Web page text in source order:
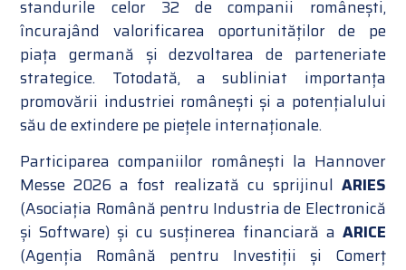
standurile celor 32 de companii românești,
încurajând valorificarea oportunităților de pe
piața germană și dezvoltarea de parteneriate
strategice. Totodată, a subliniat importanța
promovării industriei românești și a potențialului
său de extindere pe piețele internaționale.
Participarea companiilor românești la Hannover
Messe 2026 a fost realizată cu sprijinul ARIES
(Asociația Română pentru Industria de Electronică
și Software) și cu susținerea financiară a ARICE
(Agenția Română pentru Investiții și Comerț